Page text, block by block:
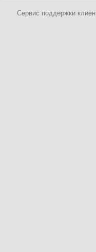
Сервис поддержки